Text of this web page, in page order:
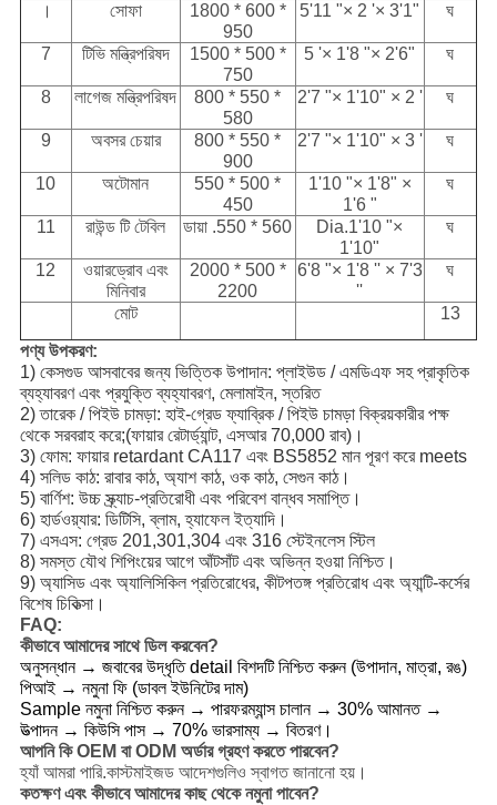
। সোফা
1800 * 600 *
950
5'11 "× 2 '× 3'1" ঘ
7 টিভি মন্ত্রিপরিষদ
1500 * 500 *
750
5 '× 1'8 "× 2'6" ঘ
8 লাগেজ মন্ত্রিপরিষদ
800 * 550 *
580
2'7 "× 1'10" × 2 ' ঘ
9 অবসর চেয়ার
800 * 550 *
900
2'7 "× 1'10" × 3 ' ঘ
10 অটোমান
550 * 500 *
450
1'10 "× 1'8" ×
1'6 "
ঘ
11 রাউন্ড টি টেবিল ডায়া .550 * 560
Dia.1'10 "×
1'10"
ঘ
12
ওয়ারড্রোব এবং
মিনিবার
2000 * 500 *
2200
6'8 "× 1'8 '' × 7'3
''
ঘ
মোট
13
পণ্য উপকরণ:
1) কেসগুড আসবাবের জন্য ভিত্তিক উপাদান: প্লাইউড / এমডিএফ সহ প্রাকৃতিক
ব্যহ্যাবরণ এবং প্রযুক্তি ব্যহ্যাবরণ, মেলামাইন, স্তরিত
2) তারেক / পিইউ চামড়া: হাই-গ্রেড ফ্যাব্রিক / পিইউ চামড়া বিক্রয়কারীর পক্ষ
থেকে সরবরাহ করে;(ফায়ার রেটার্ড্যান্ট, এসআর 70,000 রাব)।
3) ফোম: ফায়ার retardant CA117 এবং BS5852 মান পূরণ করে meets
4) সলিড কাঠ: রাবার কাঠ, অ্যাশ কাঠ, ওক কাঠ, সেগুন কাঠ।
5) বার্ণিশ: উচ্চ স্ক্র্যাচ-প্রতিরোধী এবং পরিবেশ বান্ধব সমাপ্তি।
6) হার্ডওয়্যার: ডিটিসি, ব্লাম, হ্যাফেল ইত্যাদি।
7) এসএস: গ্রেড 201,301,304 এবং 316 স্টেইনলেস স্টিল
8) সমস্ত যৌথ শিপিংয়ের আগে আঁটসাঁট এবং অভিন্ন হওয়া নিশ্চিত।
9) অ্যাসিড এবং অ্যালিসিকিল প্রতিরোধের, কীটপতঙ্গ প্রতিরোধ এবং অ্যান্টি-কর্সের
বিশেষ চিকিত্সা।
FAQ:
কীভাবে আমাদের সাথে ডিল করবেন?
অনুসন্ধান → জবাবের উদ্ধৃতি detail বিশদটি নিশ্চিত করুন (উপাদান, মাত্রা, রঙ)
পিআই → নমুনা ফি (ডাবল ইউনিটের দাম)
Sample নমুনা নিশ্চিত করুন → পারফরম্যান্স চালান → 30% আমানত →
উত্পাদন → কিউসি পাস → 70% ভারসাম্য → বিতরণ।
আপনি কি OEM বা ODM অর্ডার গ্রহণ করতে পারবেন?
হ্যাঁ আমরা পারি.কাস্টমাইজড আদেশগুলিও স্বাগত জানানো হয়।
কতক্ষণ এবং কীভাবে আমাদের কাছ থেকে নমুনা পাবেন?